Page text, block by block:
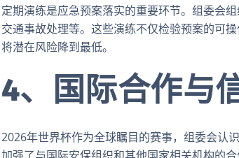
定期演练是应急预案落实的重要环节。组委会
交通事故处理等。这些演练不仅检验预案的可
将潜在风险降到最低。
4、国际合作与
2026年世界杯作为全球瞩目的赛事，组委会认